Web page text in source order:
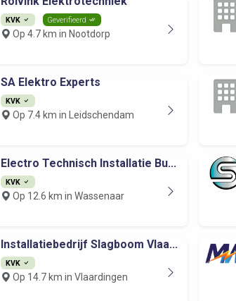
KVK Geverifieerd
Op 4.7 km in Nootdorp
SA Elektro Experts
KVK
Op 7.4 km in Leidschendam
Electro Technisch Installatie Bu...
KVK
Op 12.6 km in Wassenaar
Installatiebedrijf Slagboom Vlaa...
KVK
Op 14.7 km in Vlaardingen